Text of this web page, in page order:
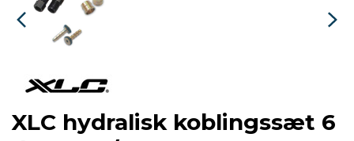
XLC hydralisk koblingssæt 6